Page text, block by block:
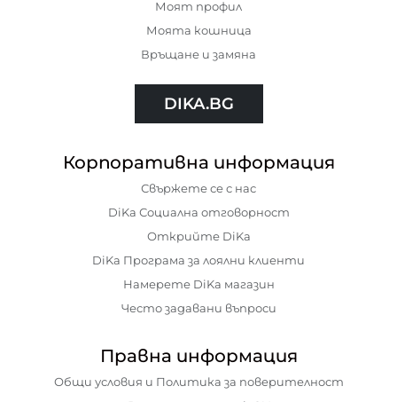
Моят профил
Моята кошница
Връщане и замяна
DIKA.BG
Корпоративна информация
Свържете се с нас
DiKa Социална отговорност
Открийте DiKa
DiKa Програма за лоялни клиенти
Намерете DiKa магазин
Често задавани въпроси
Правна информация
Общи условия и Политика за поверителност